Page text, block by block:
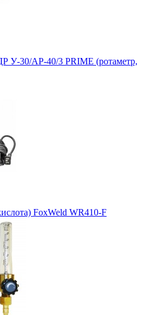
У-30/АР-40/3 PRIME (ротаметр,
FoxWeld WR410-F